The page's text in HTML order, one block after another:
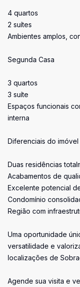
4 quartos
2 suítes
Ambientes amplos,
Segunda Casa
3 quartos
3 suíte
Espaços funcionais
interna
Diferenciais do imóvel
Duas residências
Acabamentos de
Excelente potencial
Condomínio
Região com
Uma oportunidade
versatilidade e
localizações de
Agende sua visita e